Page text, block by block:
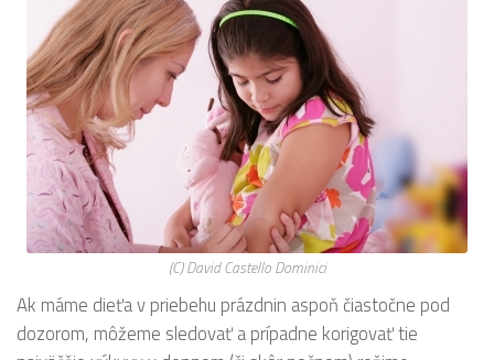
(C) David Castello Dominici
Ak máme dieťa v priebehu prázdnin aspoň čiastočne pod
dozorom, môžeme sledovať a prípadne korigovať tie